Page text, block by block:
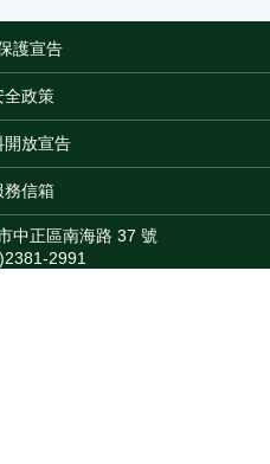
護宣告
全政策
開放宣告
務信箱
中正區南海路 37 號
2991